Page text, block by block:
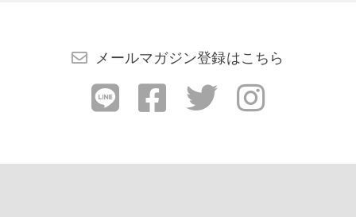
メールマガジン登録はこちら